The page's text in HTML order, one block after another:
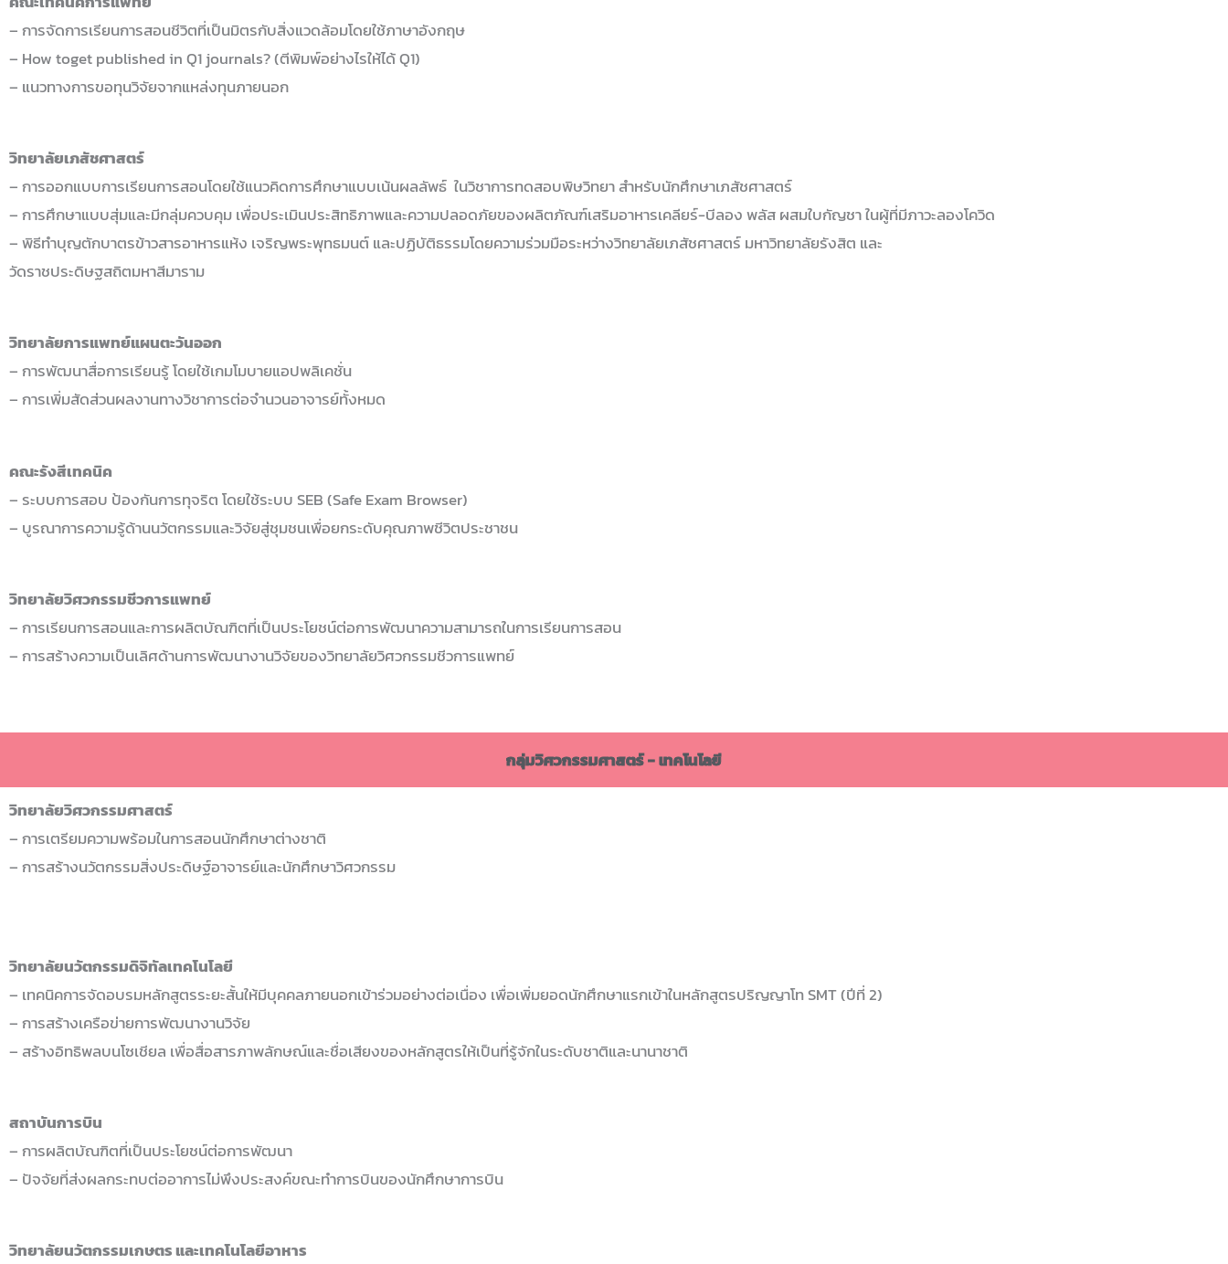
– การจัดการเรียนการสอนชีวิตที่เป็นมิตรกับสิ่งแวดล้อมโดยใช้ภาษาอังกฤษ
– How toget published in Q1 journals? (ตีพิมพ์อย่างไรให้ได้ Q1)
– แนวทางการขอทุนวิจัยจากแหล่งทุนภายนอก
วิทยาลัยเภสัชศาสตร์
– การออกแบบการเรียนการสอนโดยใช้แนวคิดการศึกษาแบบเน้นผลลัพธ์ ในวิชาการทดสอบพิษวิทยา สำหรับนักศึกษาเภสัชศาสตร์
– การศึกษาแบบสุ่มและมีกลุ่มควบคุม เพื่อประเมินประสิทธิภาพและความปลอดภัยของผลิตภัณฑ์เสริมอาหารเคลียร์-บีลอง พลัส ผสมใบกัญชา ในผู้ที่มีภาวะลองโควิด
– พิธีทำบุญตักบาตรข้าวสารอาหารแห้ง เจริญพระพุทธมนต์ และปฏิบัติธรรมโดยความร่วมมือระหว่างวิทยาลัยเภสัชศาสตร์ มหาวิทยาลัยรังสิต และ
วัดราชประดิษฐสถิตมหาสีมาราม
วิทยาลัยการแพทย์แผนตะวันออก
– การพัฒนาสื่อการเรียนรู้ โดยใช้เกมโมบายแอปพลิเคชั่น
– การเพิ่มสัดส่วนผลงานทางวิชาการต่อจำนวนอาจารย์ทั้งหมด
คณะรังสีเทคนิค
– ระบบการสอบ ป้องกันการทุจริต โดยใช้ระบบ SEB (Safe Exam Browser)
– บูรณาการความรู้ด้านนวัตกรรมและวิจัยสู่ชุมชนเพื่อยกระดับคุณภาพชีวิตประชาชน
วิทยาลัยวิศวกรรมชีวการแพทย์
– การเรียนการสอนและการผลิตบัณฑิตที่เป็นประโยชน์ต่อการพัฒนาความสามารถในการเรียนการสอน
– การสร้างความเป็นเลิศด้านการพัฒนางานวิจัยของวิทยาลัยวิศวกรรมชีวการแพทย์
กลุ่มวิศวกรรมศาสตร์ - เทคโนโลยี
วิทยาลัยวิศวกรรมศาสตร์
– การเตรียมความพร้อมในการสอนนักศึกษาต่างชาติ
– การสร้างนวัตกรรมสิ่งประดิษฐ์อาจารย์และนักศึกษาวิศวกรรม
วิทยาลัยนวัตกรรมดิจิทัลเทคโนโลยี
– เทคนิคการจัดอบรมหลักสูตรระยะสั้นให้มีบุคคลภายนอกเข้าร่วมอย่างต่อเนื่อง เพื่อเพิ่มยอดนักศึกษาแรกเข้าในหลักสูตรปริญญาโท SMT (ปีที่ 2)
– การสร้างเครือข่ายการพัฒนางานวิจัย
– สร้างอิทธิพลบนโซเชียล เพื่อสื่อสารภาพลักษณ์และชื่อเสียงของหลักสูตรให้เป็นที่รู้จักในระดับชาติและนานาชาติ
สถาบันการบิน
– การผลิตบัณฑิตที่เป็นประโยชน์ต่อการพัฒนา
– ปัจจัยที่ส่งผลกระทบต่ออาการไม่พึงประสงค์ขณะทำการบินของนักศึกษาการบิน
วิทยาลัยนวัตกรรมเกษตร และเทคโนโลยีอาหาร